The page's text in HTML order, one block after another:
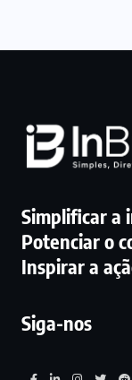
Simplificar a
Potenciar o
Inspirar a
Siga-nos